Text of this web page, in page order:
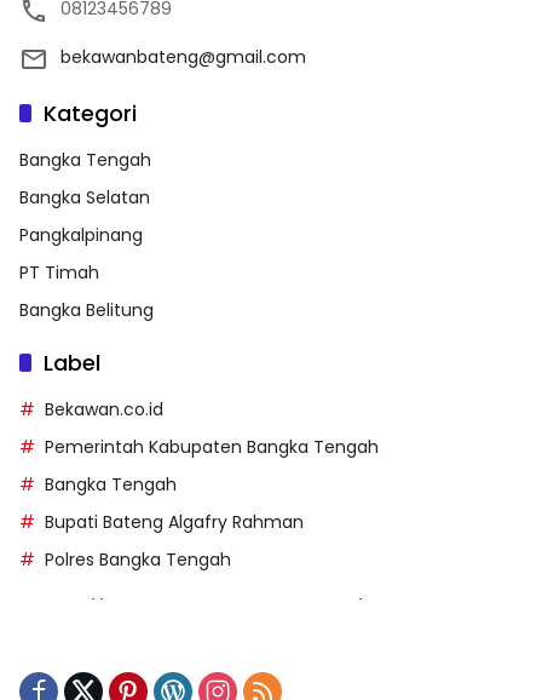
08123456789
bekawanbateng@gmail.com
Kategori
Bangka Tengah
Bangka Selatan
Pangkalpinang
PT Timah
Bangka Belitung
Label
Bekawan.co.id
Pemerintah Kabupaten Bangka Tengah
Bangka Tengah
Bupati Bateng Algafry Rahman
Polres Bangka Tengah
https://kecsitim.sitarokab.go.id/